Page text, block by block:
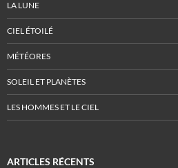
LA LUNE
CIEL ÉTOILÉ
MÉTÉORES
SOLEIL ET PLANÈTES
LES HOMMES ET LE CIEL
ARTICLES RÉCENTS